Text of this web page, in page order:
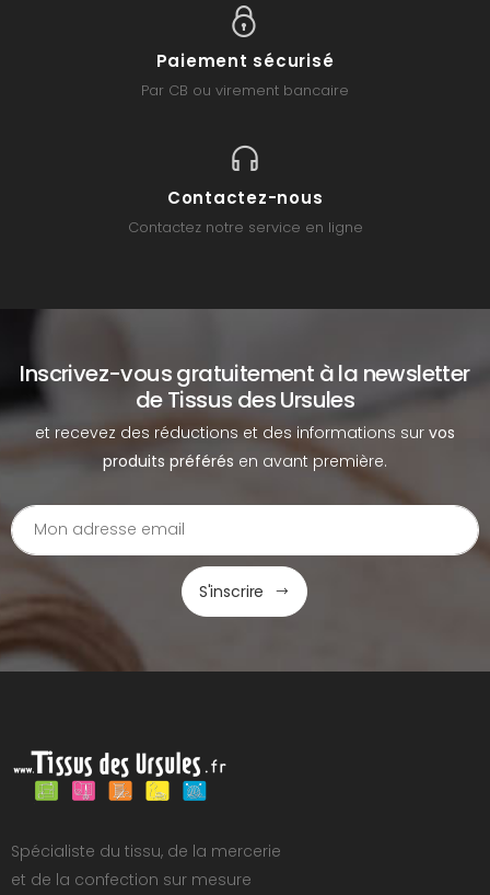
Paiement sécurisé
Par CB ou virement bancaire
Contactez-nous
Contactez notre service en ligne
Inscrivez-vous gratuitement à la newsletter
de Tissus des Ursules
et recevez des réductions et des informations sur vos
produits préférés en avant première.
S'inscrire
Spécialiste du tissu, de la mercerie
et de la confection sur mesure